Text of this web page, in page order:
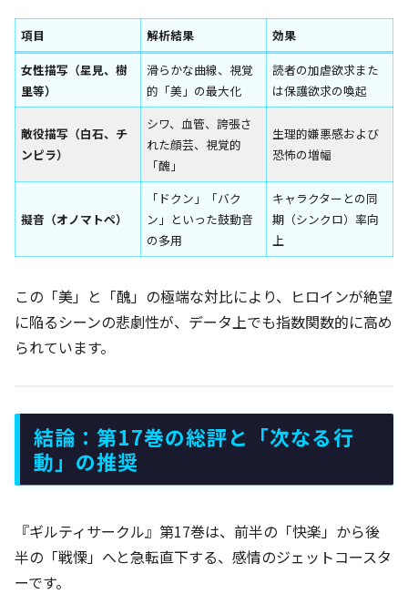
項目 解析結果
効果
女性描写（星見、樹
里等）
滑らかな曲線、視覚
的「美」の最大化
読者の加虐欲求また
は保護欲求の喚起
敵役描写（白石、チ
ンピラ）
シワ、血管、誇張さ
れた顔芸、視覚的
「醜」
生理的嫌悪感および
恐怖の増幅
擬音（オノマトペ）
「ドクン」「バク
ン」といった鼓動音
の多用
キャラクターとの同
期（シンクロ）率向
上
この「美」と「醜」の極端な対比により、ヒロインが絶望
に陥るシーンの悲劇性が、データ上でも指数関数的に高め
られています。
結論：第17巻の総評と「次なる行
動」の推奨
『ギルティサークル』第17巻は、前半の「快楽」から後
半の「戦慄」へと急転直下する、感情のジェットコースタ
ーです。